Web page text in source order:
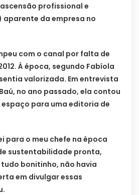
profissional e
aparente da empresa no
com o canal por falta de
À época, segundo Fabíola
valorizada. Em entrevista
no ano passado, ela contou
para uma editoria de
para o meu chefe na época
sustentabilidade pronta,
bonitinho, não havia
em divulgar essas